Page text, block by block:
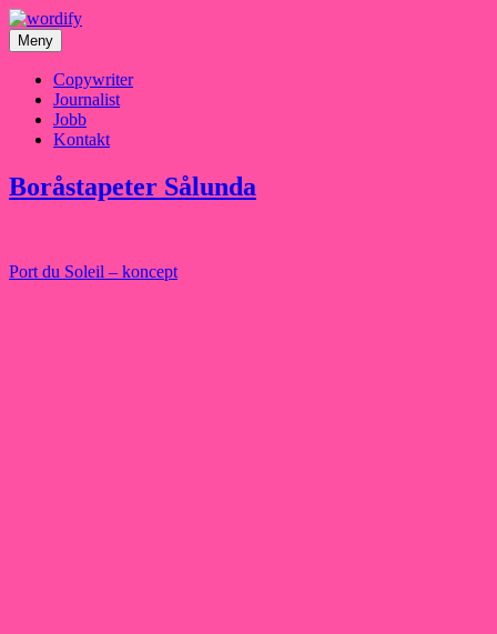
Hoppa
till
innehåll
Meny
Copywriter
Journalist
Jobb
Kontakt
Boråstapeter Sålunda
Inläggsnavigering
Port du Soleil – koncept